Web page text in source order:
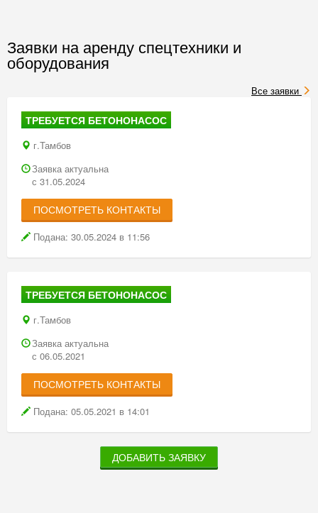
Заявки на аренду спецтехники и
оборудования
Все заявки
ТРЕБУЕТСЯ БЕТОНОНАСОС
г.Тамбов
Заявка актуальна
с 31.05.2024
ПОСМОТРЕТЬ КОНТАКТЫ
Подана: 30.05.2024 в 11:56
ТРЕБУЕТСЯ БЕТОНОНАСОС
г.Тамбов
Заявка актуальна
с 06.05.2021
ПОСМОТРЕТЬ КОНТАКТЫ
Подана: 05.05.2021 в 14:01
ДОБАВИТЬ ЗАЯВКУ